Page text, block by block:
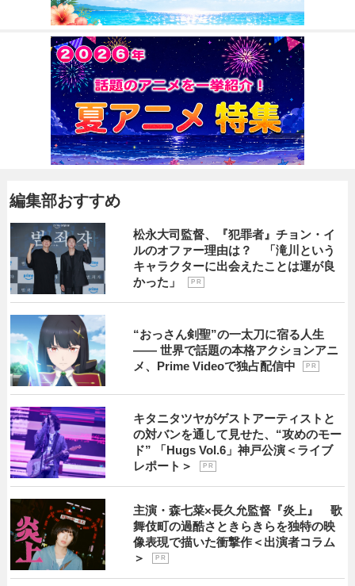
編集部おすすめ
松永大司監督、『犯罪者』チョン・イ
ルのオファー理由は？ 「滝川という
キャラクターに出会えたことは運が良
かった」
P R
“おっさん剣聖”の一太刀に宿る人生
―― 世界で話題の本格アクションアニ
メ、Prime Videoで独占配信中
P R
キタニタツヤがゲストアーティストと
の対バンを通して見せた、“攻めのモー
ド” 「Hugs Vol.6」神戸公演＜ライブ
レポート＞
P R
主演・森七菜×長久允監督『炎上』 歌
舞伎町の過酷さときらきらを独特の映
像表現で描いた衝撃作＜出演者コラム
＞
P R